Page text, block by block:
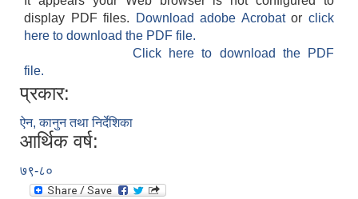
display PDF files.
Download adobe Acrobatorclick
here to download the PDF file.
Click here to download the PDF
file.
प्रकार:
ऐन, कानुन तथा निर्देशिका
आर्थिक वर्ष:
७९-८०